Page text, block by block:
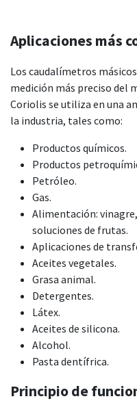
Aplicaciones más
Los caudalímetros
medición más preciso del
Coriolis se utiliza en una
la industria, tales como:
Productos químicos.
Productos
Petróleo.
Gas.
Alimentación:
soluciones de frutas.
Aplicaciones de
Aceites vegetales.
Grasa animal.
Detergentes.
Látex.
Aceites de silicona.
Alcohol.
Pasta dentífrica.
Principio de